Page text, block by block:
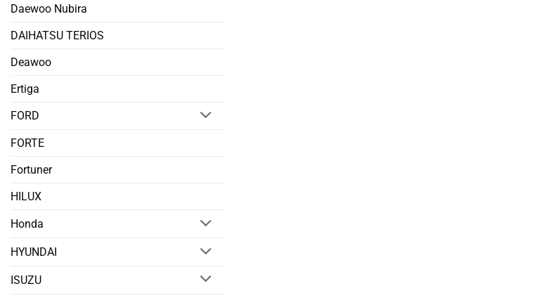
Daewoo Nubira
DAIHATSU TERIOS
Deawoo
Ertiga
FORD
FORTE
Fortuner
HILUX
Honda
HYUNDAI
ISUZU